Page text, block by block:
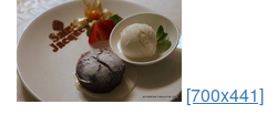
[700x441]